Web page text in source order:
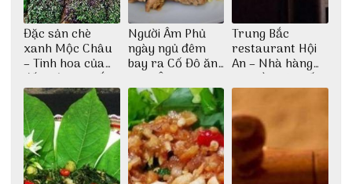
Đặc sản chè
xanh Mộc Châu
– Tinh hoa của
đất trời Tây Bắc
Người Âm Phủ
ngày ngủ đêm
bay ra Cố Đô ăn
Cơm Âm Phủ
Huế
Trung Bắc
restaurant Hội
An – Nhà hàng
cao lầu có thiết
kế vô cùng ấn
tượng giữa lòng
phố Hội